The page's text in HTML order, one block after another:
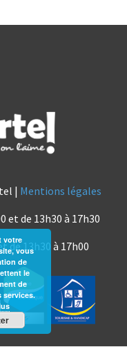
| Mentions légales
et de 13h30 à 17h30
de 13h30 à 17h00
votre
vous
de
le
de
services.